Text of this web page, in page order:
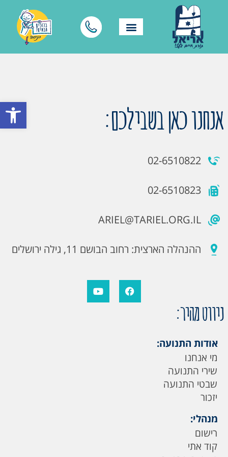
פתח אנחנו כאן בשבילכם:
02-6510822
02-6510823
ARIEL@TARIEL.ORG.IL
ההנהלה הארצית: רחוב הבושם 11, גילה ירושלים
ניווט מהיר:
אודות התנועה:
מי אנחנו
שירי התנועה
שבטי התנועה
יזכור
מנהלי:
רישום
קוד אתי